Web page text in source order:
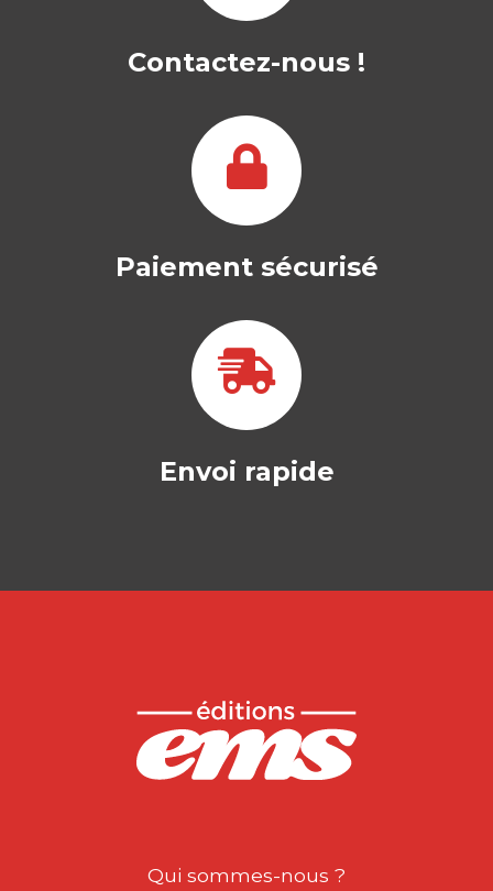
KARINE GALLOPEL-MORVAN |
— Prix FNEGE 2023 du meilleur ouvrage
en management – Catégorie : Ouvrage…
34,50
Contactez-nous !
Paiement sécurisé
Envoi rapide
Qui sommes-nous ?